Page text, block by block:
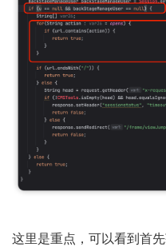
这里是重点，可以看到首